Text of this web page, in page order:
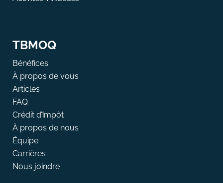
TBMOQ
Bénéfices
À propos de vous
Articles
FAQ
Crédit d’împôt
À propos de nous
Équipe
Carrières
Nous joindre